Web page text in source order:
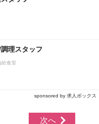
理スタッフ
給食室
sponsored by 求人ボックス
次へ